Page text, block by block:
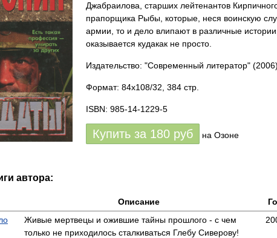
Джабраилова, старших лейтенантов
прапорщика Рыбы, которые, неся воинскую
армии, то и дело влипают в различные
оказывается кудакак не просто.
Издательство: "Современный литератор" (2006)
Формат: 84x108/32, 384 стр.
ISBN: 985-14-1229-5
Купить за 180 руб на Озоне
автора:
Описание
Живые мертвецы и ожившие тайны прошлого - с чем
только не приходилось сталкиваться Глебу Сиверову!